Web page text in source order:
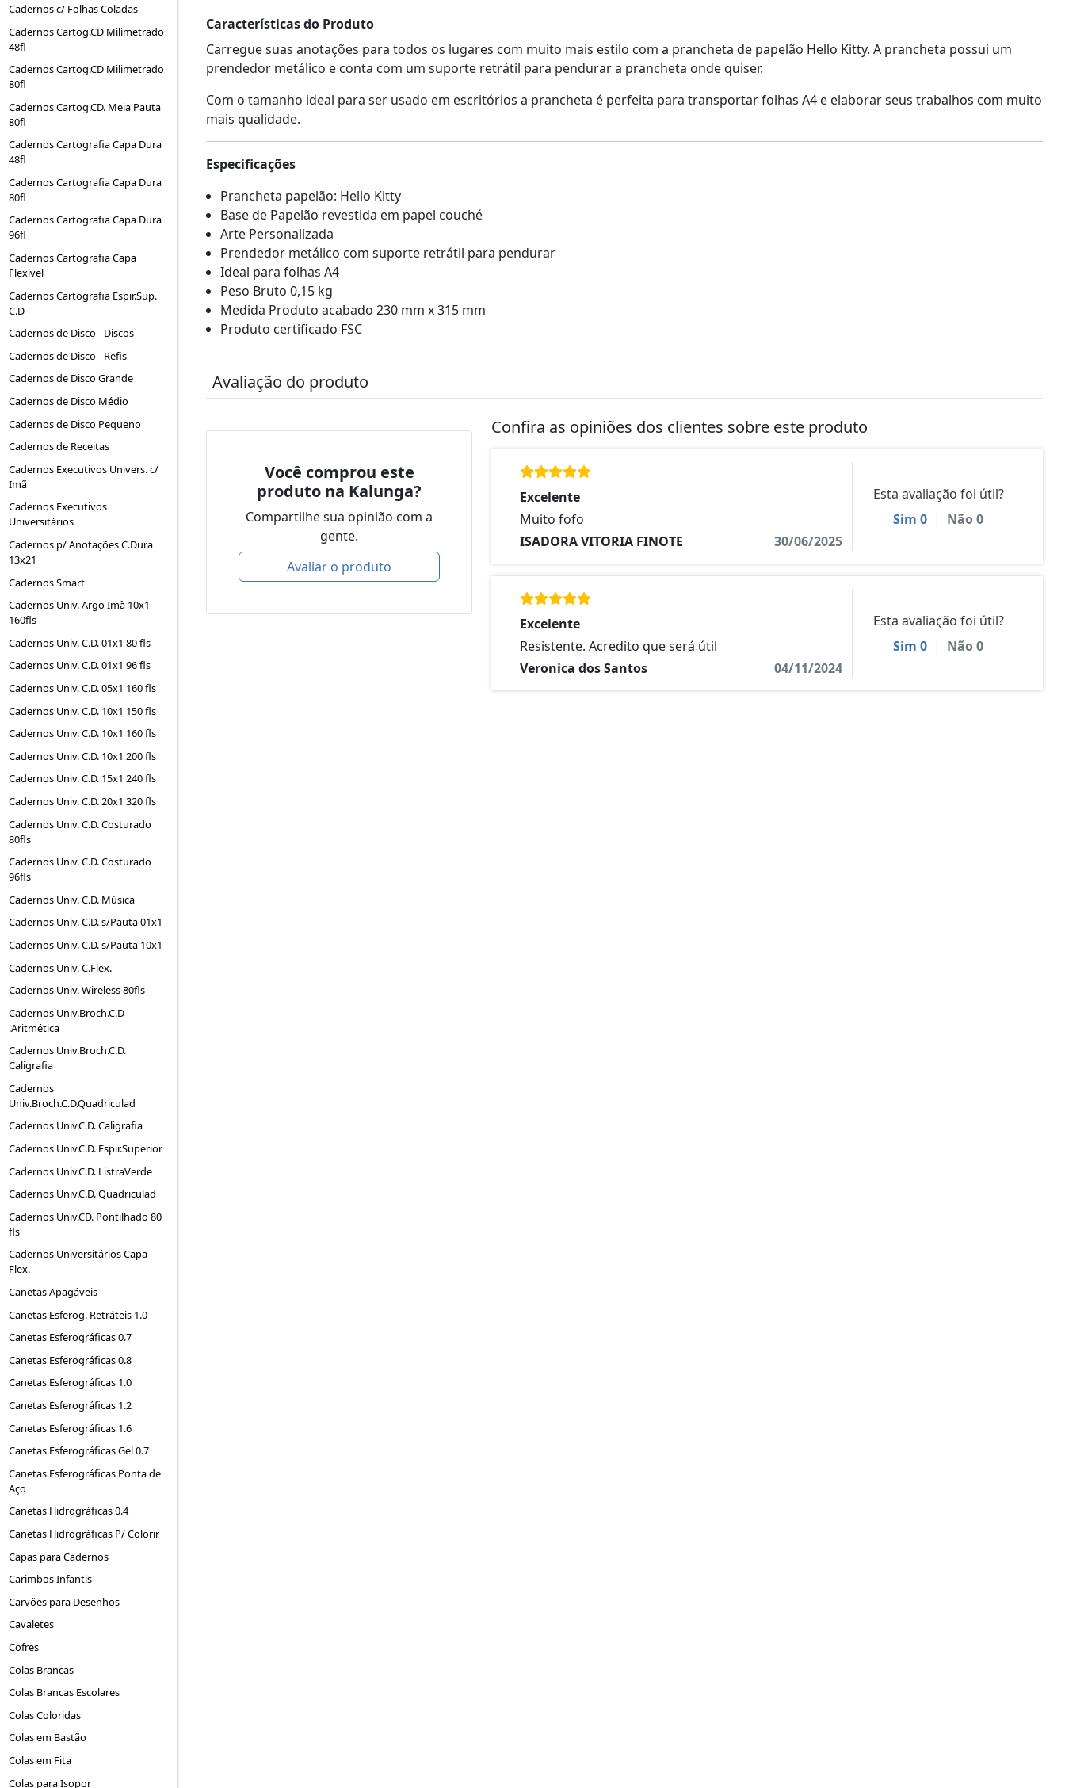
Cadernos c/ Folhas Coladas
Cadernos Cartog.CD Milimetrado
48fl
Cadernos Cartog.CD Milimetrado
80fl
Cadernos Cartog.CD. Meia Pauta
80fl
Cadernos Cartografia Capa Dura
48fl
Cadernos Cartografia Capa Dura
80fl
Cadernos Cartografia Capa Dura
96fl
Cadernos Cartografia Capa
Flexível
Cadernos Cartografia Espir.Sup.
C.D
Cadernos de Disco - Discos
Cadernos de Disco - Refis
Cadernos de Disco Grande
Cadernos de Disco Médio
Cadernos de Disco Pequeno
Cadernos de Receitas
Cadernos Executivos Univers. c/
Imã
Cadernos Executivos
Universitários
Cadernos p/ Anotações C.Dura
13x21
Cadernos Smart
Cadernos Univ. Argo Imã 10x1
160fls
Cadernos Univ. C.D. 01x1 80 fls
Cadernos Univ. C.D. 01x1 96 fls
Cadernos Univ. C.D. 05x1 160 fls
Cadernos Univ. C.D. 10x1 150 fls
Cadernos Univ. C.D. 10x1 160 fls
Cadernos Univ. C.D. 10x1 200 fls
Cadernos Univ. C.D. 15x1 240 fls
Cadernos Univ. C.D. 20x1 320 fls
Cadernos Univ. C.D. Costurado
80fls
Cadernos Univ. C.D. Costurado
96fls
Cadernos Univ. C.D. Música
Cadernos Univ. C.D. s/Pauta 01x1
Cadernos Univ. C.D. s/Pauta 10x1
Cadernos Univ. C.Flex.
Cadernos Univ. Wireless 80fls
Cadernos Univ.Broch.C.D
.Aritmética
Cadernos Univ.Broch.C.D.
Caligrafia
Cadernos
Univ.Broch.C.D.Quadriculad
Cadernos Univ.C.D. Caligrafia
Cadernos Univ.C.D. Espir.Superior
Cadernos Univ.C.D. ListraVerde
Cadernos Univ.C.D. Quadriculad
Cadernos Univ.CD. Pontilhado 80
fls
Cadernos Universitários Capa
Flex.
Canetas Apagáveis
Canetas Esferog. Retráteis 1.0
Canetas Esferográficas 0.7
Canetas Esferográficas 0.8
Canetas Esferográficas 1.0
Canetas Esferográficas 1.2
Canetas Esferográficas 1.6
Canetas Esferográficas Gel 0.7
Canetas Esferográficas Ponta de
Aço
Canetas Hidrográficas 0.4
Canetas Hidrográficas P/ Colorir
Capas para Cadernos
Carimbos Infantis
Carvões para Desenhos
Cavaletes
Cofres
Colas Brancas
Colas Brancas Escolares
Colas Coloridas
Colas em Bastão
Colas em Fita
Colas para Isopor
Características do Produto
Carregue suas anotações para todos os lugares com muito mais estilo com a prancheta de papelão Hello Kitty. A prancheta possui um
prendedor metálico e conta com um suporte retrátil para pendurar a prancheta onde quiser.
Com o tamanho ideal para ser usado em escritórios a prancheta é perfeita para transportar folhas A4 e elaborar seus trabalhos com muito
mais qualidade.
Especificações
Prancheta papelão: Hello Kitty
Base de Papelão revestida em papel couché
Arte Personalizada
Prendedor metálico com suporte retrátil para pendurar
Ideal para folhas A4
Peso Bruto 0,15 kg
Medida Produto acabado 230 mm x 315 mm
Produto certificado FSC
Avaliação do produto
Você comprou este
produto na Kalunga?
Compartilhe sua opinião com a
gente.
Avaliar o produto
Confira as opiniões dos clientes sobre este produto
Excelente
Muito fofo
ISADORA VITORIA FINOTE
30/06/2025
Esta avaliação foi útil?
Sim 0 | Não0
Excelente
Resistente. Acredito que será útil
Veronica dos Santos
04/11/2024
Esta avaliação foi útil?
Sim 0 | Não0